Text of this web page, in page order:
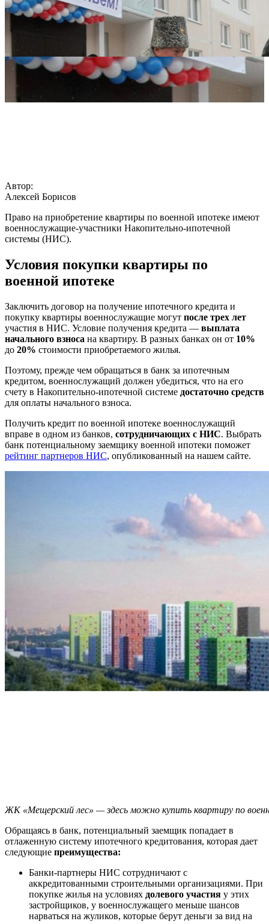
Автор:
Алексей Борисов
Право на приобретение квартиры по военной ипотеке имеют
военнослужащие-участники Накопительно-ипотечной
системы (НИС).
Условия покупки квартиры по
военной ипотеке
Заключить договор на получение ипотечного кредита и
покупку квартиры военнослужащие могут после трех лет
участия в НИС. Условие получения кредита — выплата
начального взноса на квартиру. В разных банках он от 10%
до 20% стоимости приобретаемого жилья.
Поэтому, прежде чем обращаться в банк за ипотечным
кредитом, военнослужащий должен убедиться, что на его
счету в Накопительно-ипотечной системе достаточно средств
для оплаты начального взноса.
Получить кредит по военной ипотеке военнослужащий
вправе в одном из банков, сотрудничающих с НИС. Выбрать
банк потенциальному заемщику военной ипотеки поможет
рейтинг партнеров НИС, опубликованный на нашем сайте.
ЖК «Мещерский лес» — здесь можно купить квартиру по
Обращаясь в банк, потенциальный заемщик попадает в
отлаженную систему ипотечного кредитования, которая дает
следующие преимущества:
Банки-партнеры НИС сотрудничают с
аккредитованными строительными организациями. При
покупке жилья на условиях долевого участия у этих
застройщиков, у военнослужащего меньше шансов
нарваться на жуликов, которые берут деньги за вид на